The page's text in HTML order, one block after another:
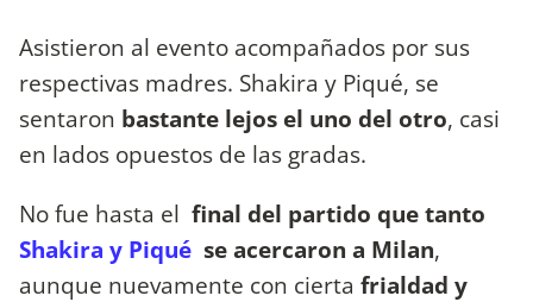
Asistieron al evento acompañados por sus
respectivas madres. Shakira y Piqué, se
sentaron bastante lejos el uno del otro, casi
en lados opuestos de las gradas.
No fue hasta el final del partido que tanto
Shakira y Piqué se acercaron a Milan,
aunque nuevamente con cierta frialdad y